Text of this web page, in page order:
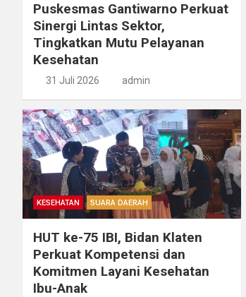
Puskesmas Gantiwarno Perkuat
Sinergi Lintas Sektor,
Tingkatkan Mutu Pelayanan
Kesehatan
31 Juli 2026 admin
KESEHATAN SUARA DAERAH
HUT ke-75 IBI, Bidan Klaten
Perkuat Kompetensi dan
Komitmen Layani Kesehatan
Ibu-Anak